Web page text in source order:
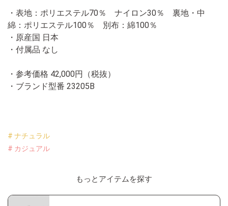
・表地：ポリエステル70％ ナイロン30％ 裏地・中
綿：ポリエステル100％ 別布：綿100％
・原産国 日本
・付属品 なし
・参考価格 42,000円（税抜）
・ブランド型番 23205B
# ナチュラル
# カジュアル
もっとアイテムを探す